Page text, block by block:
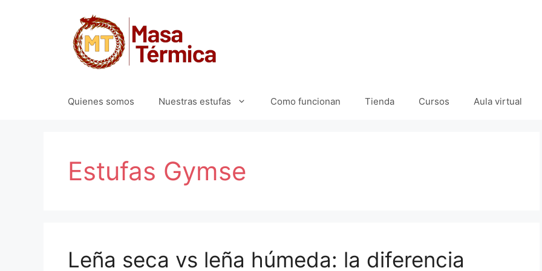
Quienes somos Nuestras estufas Como funcionan Tienda Cursos Aula virtual
Estufas Gymse
Leña seca vs leña húmeda: la diferencia